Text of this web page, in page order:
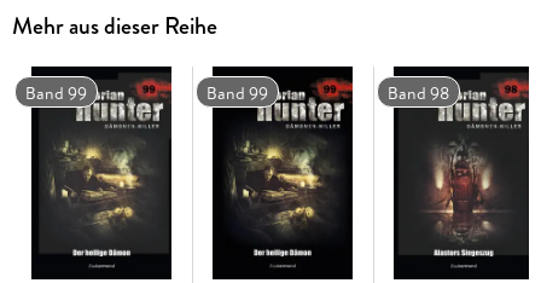
Mehr aus dieser Reihe
Band 99 Band 99 Band 98